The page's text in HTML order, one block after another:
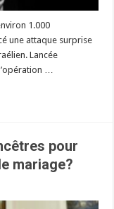
1.000
une attaque surprise
Lancée
…
pour
mariage?